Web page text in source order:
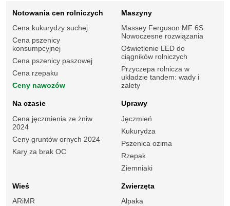
Notowania cen rolniczych
Cena kukurydzy suchej
Cena pszenicy
konsumpcyjnej
Cena pszenicy paszowej
Cena rzepaku
Ceny nawozów
Maszyny
Massey Ferguson MF 6S.
Nowoczesne rozwiązania
Oświetlenie LED do
ciągników rolniczych
Przyczepa rolnicza w
układzie tandem: wady i
zalety
Na czasie
Cena jęczmienia ze żniw
2024
Ceny gruntów ornych 2024
Kary za brak OC
Uprawy
Jęczmień
Kukurydza
Pszenica ozima
Rzepak
Ziemniaki
Wieś
ARiMR
Zwierzęta
Alpaka